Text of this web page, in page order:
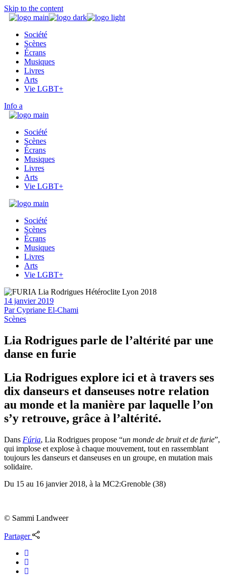
Skip to the content
Société
Scènes
Écrans
Musiques
Livres
Arts
Vie LGBT+
Info
Société
Scènes
Écrans
Musiques
Livres
Arts
Vie LGBT+
Société
Scènes
Écrans
Musiques
Livres
Arts
Vie LGBT+
14 janvier 2019
ParCypriane El-Chami
Scènes
Lia Rodrigues parle de l’altérité par une
danse en furie
Lia Rodrigues explore ici et à travers ses
dix danseurs et danseuses notre relation
au monde et la manière par laquelle l’on
s’y retrouve, grâce à l’altérité.
Dans Fúria, Lia Rodrigues propose “un monde de bruit et de furie”,
qui implose et explose à chaque mouvement, tout en rassemblant
toujours les danseurs et danseuses en un groupe, en mutation mais
solidaire.
Du 15 au 16 janvier 2018, à la MC2:Grenoble (38)
© Sammi Landweer
Partager